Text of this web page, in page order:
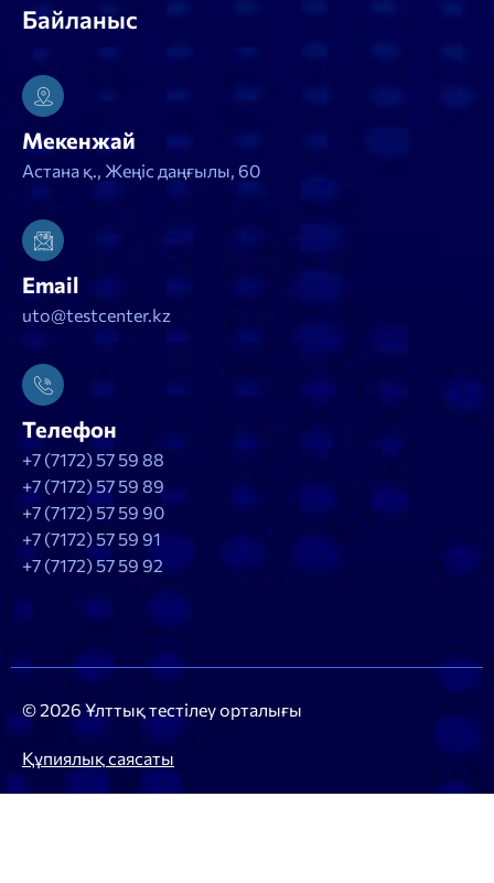
Байланыс
Мекенжай
Астана қ., Жеңіс даңғылы, 60
Email
uto@testcenter.kz
Телефон
+7 (7172) 57 59 88
+7 (7172) 57 59 89
+7 (7172) 57 59 90
+7 (7172) 57 59 91
+7 (7172) 57 59 92
© 2026 Ұлттық тестілеу орталығы
Құпиялық саясаты